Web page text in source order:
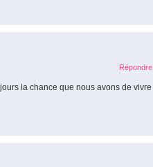
Répondre
la chance que nous avons de vivre